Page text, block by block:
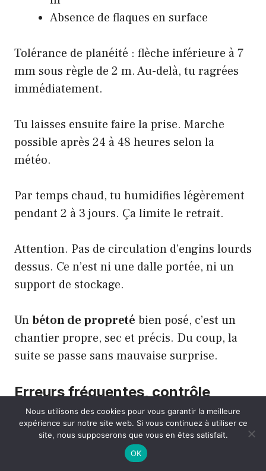
Absence de flaques en surface
Tolérance de planéité : flèche inférieure à 7
mm sous règle de 2 m. Au-delà, tu ragrées
immédiatement.
Tu laisses ensuite faire la prise. Marche
possible après 24 à 48 heures selon la
météo.
Par temps chaud, tu humidifies légèrement
pendant 2 à 3 jours. Ça limite le retrait.
Attention. Pas de circulation d’engins lourds
dessus. Ce n’est ni une dalle portée, ni un
support de stockage.
Unbéton de propreté bien posé, c’est un
chantier propre, sec et précis. Du coup, la
suite se passe sans mauvaise surprise.
Erreurs fréquentes, contrôle
qualité et réglementation
béton de propreté, je l’ai vu gâché trop
souvent. Et derrière, c’est toujours le même
Nous utilisons des cookies pour vous garantir la meilleure
expérience sur notre site web. Si vous continuez à utiliser ce
site, nous supposerons que vous en êtes satisfait.
OK